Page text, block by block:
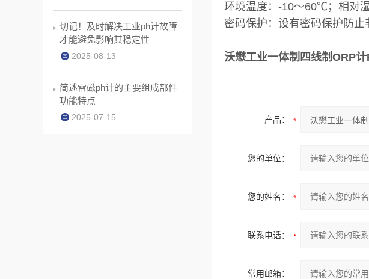
环境温度：-10～60℃；相对
密码保护：设有密码保护防
沃懋工业一体制四线制ORP
产品：
您的单位：
您的姓名：
联系电话：
常用邮箱：
切记！及时解决工业ph计故障
才能避免影响其稳定性
2025-08-13
简述雷磁ph计的主要组成部件
功能特点
2025-07-15